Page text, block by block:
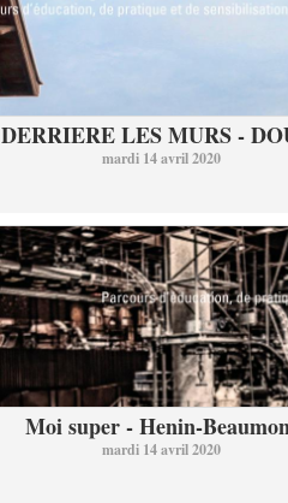
DERRIERE LES MURS -
mardi 14 avril 2020
Moi super - Henin-
mardi 14 avril 2020